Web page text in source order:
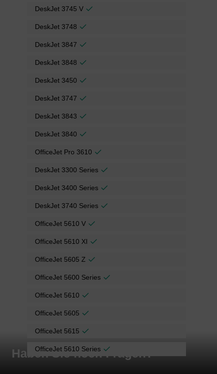
DeskJet 3745 V
DeskJet 3748
DeskJet 3847
DeskJet 3848
DeskJet 3450
DeskJet 3747
DeskJet 3843
DeskJet 3840
OfficeJet Pro 3610
DeskJet 3300 Series
DeskJet 3400 Series
DeskJet 3740 Series
OfficeJet 5610 V
OfficeJet 5610 XI
OfficeJet 5605 Z
OfficeJet 5600 Series
OfficeJet 5610
OfficeJet 5605
OfficeJet 5615
OfficeJet 5610 Series
Haben Sie noch Fragen?